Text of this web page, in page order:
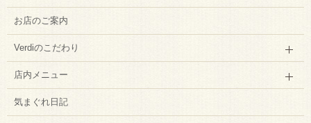
お店のご案内
Verdiのこだわり
店内メニュー
気まぐれ日記